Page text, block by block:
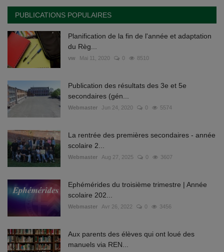
PUBLICATIONS POPULAIRES
Planification de la fin de l'année et adaptation
du Règ...
vw Mai 11, 2020 0 8510
Publication des résultats des 3e et 5e
secondaires (gén...
Webmaster Jun 24, 2020 0 5574
La rentrée des premières secondaires - année
scolaire 2...
Webmaster Aug 27, 2025 0 3607
Ephémérides du troisième trimestre | Année
scolaire 202...
Webmaster Avr 26, 2022 0 3456
Aux parents des élèves qui ont loué des
manuels via REN...